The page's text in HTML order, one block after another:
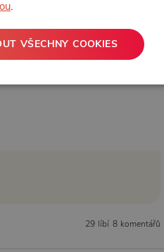
29 líbí 8 komentářů
.
VŠECHNY COOKIES